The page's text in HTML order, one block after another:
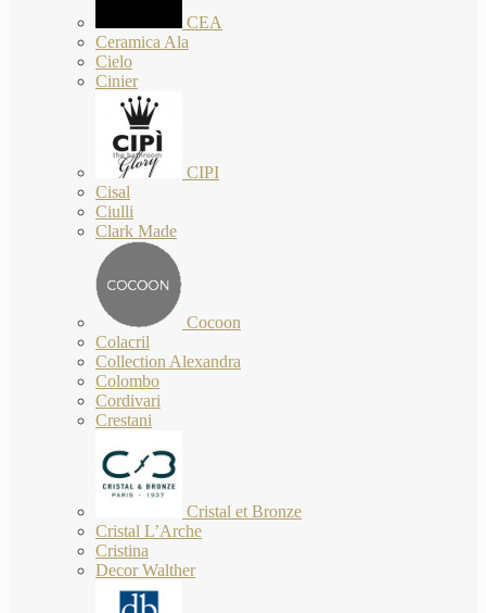
CEA
Ceramica Ala
Cielo
Cinier
CIPI
Cisal
Ciulli
Clark Made
Cocoon
Colacril
Collection Alexandra
Colombo
Cordivari
Crestani
Cristal et Bronze
Cristal L’Arche
Cristina
Decor Walther